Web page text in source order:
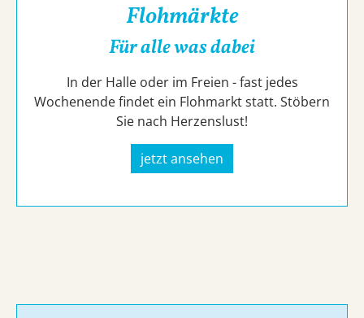
Flohmärkte
Für alle was dabei
In der Halle oder im Freien - fast jedes
Wochenende findet ein Flohmarkt statt. Stöbern
Sie nach Herzenslust!
jetzt ansehen